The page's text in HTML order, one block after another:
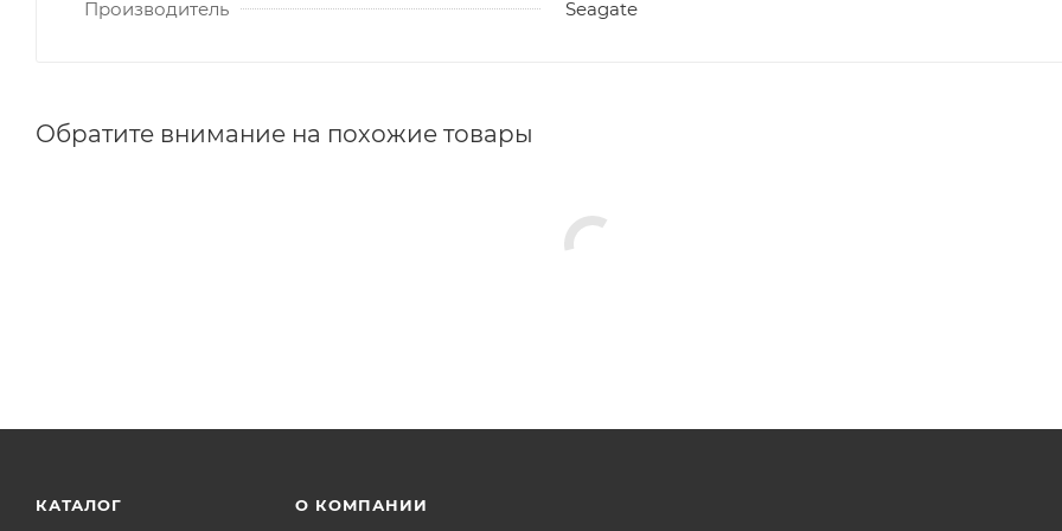
Производитель
Seagate
Обратите внимание на похожие товары
КАТАЛОГ О КОМПАНИИ